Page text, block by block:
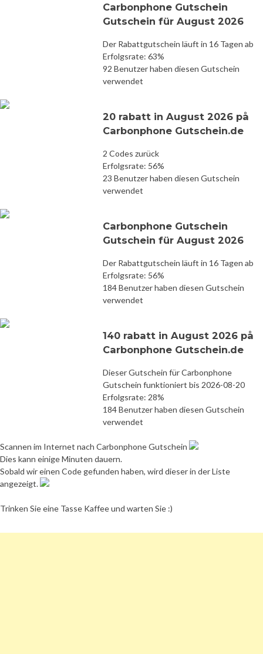
Carbonphone Gutschein
Gutschein für August 2026
Der Rabattgutschein läuft in 16 Tagen ab
Erfolgsrate: 63%
92 Benutzer haben diesen Gutschein
verwendet
20 rabatt in August 2026 på
Carbonphone Gutschein.de
2 Codes zurück
Erfolgsrate: 56%
23 Benutzer haben diesen Gutschein
verwendet
Carbonphone Gutschein
Gutschein für August 2026
Der Rabattgutschein läuft in 16 Tagen ab
Erfolgsrate: 56%
184 Benutzer haben diesen Gutschein
verwendet
140 rabatt in August 2026 på
Carbonphone Gutschein.de
Dieser Gutschein für Carbonphone
Gutschein funktioniert bis 2026-08-20
Erfolgsrate: 28%
184 Benutzer haben diesen Gutschein
verwendet
Scannen im Internet nach Carbonphone Gutschein
Dies kann einige Minuten dauern.
Sobald wir einen Code gefunden haben, wird dieser in der Liste
angezeigt.
Trinken Sie eine Tasse Kaffee und warten Sie :)